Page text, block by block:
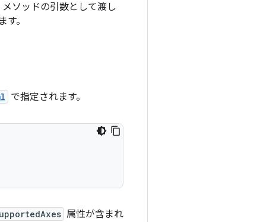
メソッドの引数として渡し
。
で指定されます。
属性が含まれ